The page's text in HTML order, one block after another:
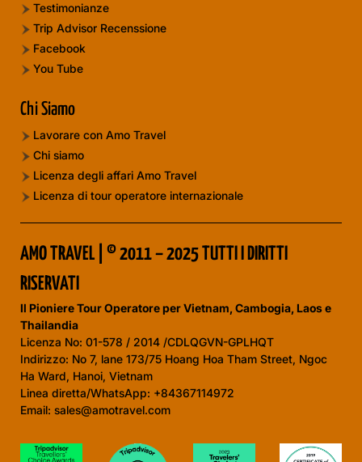
Testimonianze
Trip Advisor Recenssione
Facebook
You Tube
Chi Siamo
Lavorare con Amo Travel
Chi siamo
Licenza degli affari Amo Travel
Licenza di tour operatore internazionale
AMO TRAVEL | © 2011 – 2025 TUTTI I DIRITTI
RISERVATI
Il Pioniere Tour Operatore per Vietnam, Cambogia, Laos e
Thailandia
Licenza No: 01-578 / 2014 /CDLQGVN-GPLHQT
Indirizzo: No 7, lane 173/75 Hoang Hoa Tham Street, Ngoc
Ha Ward, Hanoi, Vietnam
Linea diretta/WhatsApp: +84367114972
Email: sales@amotravel.com